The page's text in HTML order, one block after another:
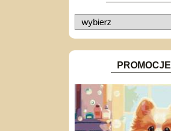
Inne
Bąki
Pojazdy
Inne
PROMOCJE